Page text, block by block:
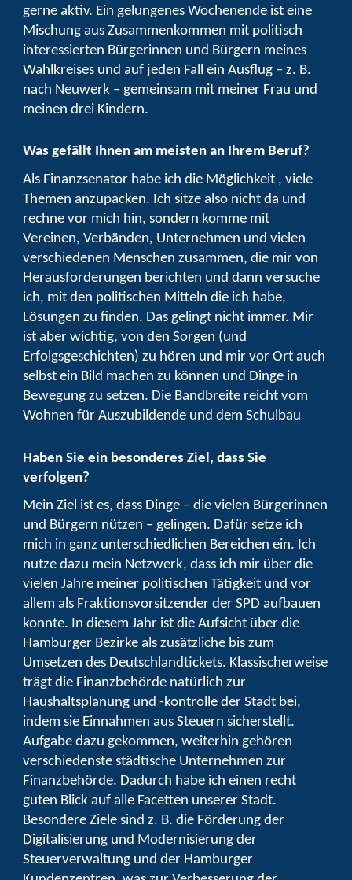
gerne aktiv. Ein gelungenes Wochenende ist eine
Mischung aus Zusammenkommen mit politisch
interessierten Bürgerinnen und Bürgern meines
Wahlkreises und auf jeden Fall ein Ausflug – z. B.
nach Neuwerk – gemeinsam mit meiner Frau und
meinen drei Kindern.
Was gefällt Ihnen am meisten an Ihrem Beruf?
Als Finanzsenator habe ich die Möglichkeit , viele
Themen anzupacken. Ich sitze also nicht da und
rechne vor mich hin, sondern komme mit
Vereinen, Verbänden, Unternehmen und vielen
verschiedenen Menschen zusammen, die mir von
Herausforderungen berichten und dann versuche
ich, mit den politischen Mitteln die ich habe,
Lösungen zu finden. Das gelingt nicht immer. Mir
ist aber wichtig, von den Sorgen (und
Erfolgsgeschichten) zu hören und mir vor Ort auch
selbst ein Bild machen zu können und Dinge in
Bewegung zu setzen. Die Bandbreite reicht vom
Wohnen für Auszubildende und dem Schulbau
Haben Sie ein besonderes Ziel, dass Sie
verfolgen?
Mein Ziel ist es, dass Dinge – die vielen Bürgerinnen
und Bürgern nützen – gelingen. Dafür setze ich
mich in ganz unterschiedlichen Bereichen ein. Ich
nutze dazu mein Netzwerk, dass ich mir über die
vielen Jahre meiner politischen Tätigkeit und vor
allem als Fraktionsvorsitzender der SPD aufbauen
konnte. In diesem Jahr ist die Aufsicht über die
Hamburger Bezirke als zusätzliche bis zum
Umsetzen des Deutschlandtickets. Klassischerweise
trägt die Finanzbehörde natürlich zur
Haushaltsplanung und -kontrolle der Stadt bei,
indem sie Einnahmen aus Steuern sicherstellt.
Aufgabe dazu gekommen, weiterhin gehören
verschiedenste städtische Unternehmen zur
Finanzbehörde. Dadurch habe ich einen recht
guten Blick auf alle Facetten unserer Stadt.
Besondere Ziele sind z. B. die Förderung der
Digitalisierung und Modernisierung der
Steuerverwaltung und der Hamburger